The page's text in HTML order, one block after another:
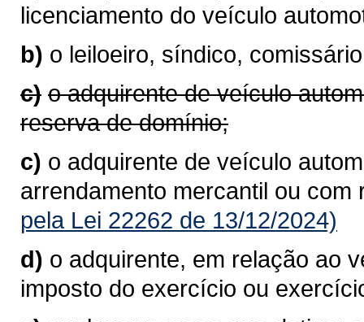
licenciamento do veículo
b) o leiloeiro, síndico,
c) o adquirente de veículo
reserva de domínio;
c) o adquirente de veículo
arrendamento mercantil ou com
pela Lei 22262 de 13/12/2024)
d) o adquirente, em relação ao
imposto do exercício ou